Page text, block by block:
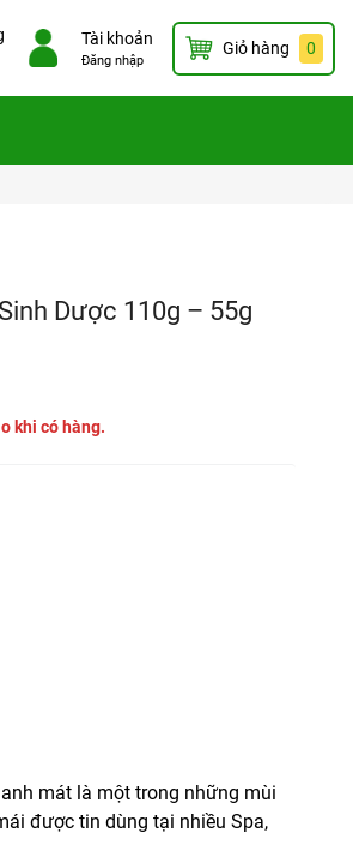
Tài khoản
Đăng nhập
Giỏ hàng 0
Dược 110g – 55g
khi có hàng.
mát là một trong những mùi
được tin dùng tại nhiều Spa,